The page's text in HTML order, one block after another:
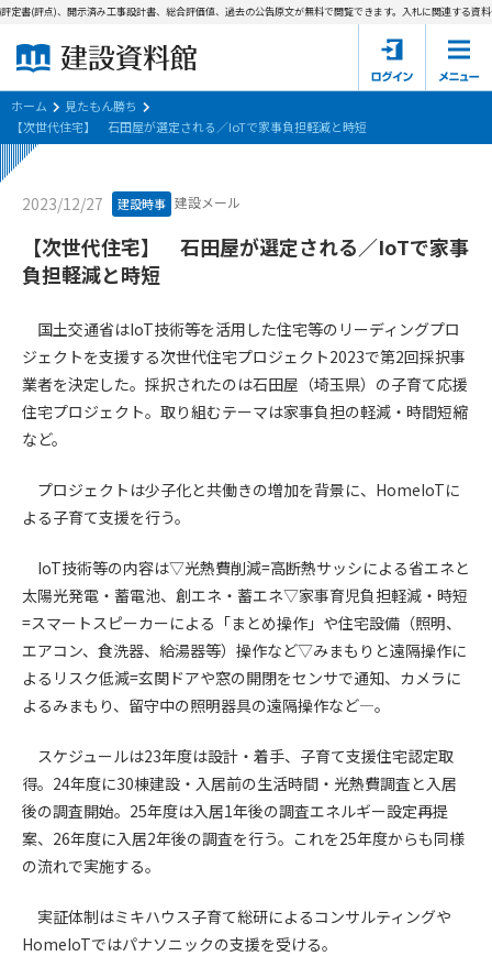
建設資料館とは
東京都の入札資料
国土交通省の入札資料
見たもん勝ち
会員登録について
サポーター会員一覧
書(評点)、開示済み工事設計書、総合評価値、過去の公告原文が無料で閲覧できます。入札に関連する資料
ホーム
見たもん勝ち
【次世代住宅】 石田屋が選定される／IoTで家事負担軽減と時短
2023/12/27 建設時事 建設メール
【次世代住宅】 石田屋が選定される／IoTで家事
負担軽減と時短
国土交通省はIoT技術等を活用した住宅等のリーディングプロ
ジェクトを支援する次世代住宅プロジェクト2023で第2回採択事
業者を決定した。採択されたのは石田屋（埼玉県）の子育て応援
住宅プロジェクト。取り組むテーマは家事負担の軽減・時間短縮
など。
プロジェクトは少子化と共働きの増加を背景に、HomeIoTに
よる子育て支援を行う。
IoT技術等の内容は▽光熱費削減=高断熱サッシによる省エネと
太陽光発電・蓄電池、創エネ・蓄エネ▽家事育児負担軽減・時短
=スマートスピーカーによる「まとめ操作」や住宅設備（照明、
エアコン、食洗器、給湯器等）操作など▽みまもりと遠隔操作に
よるリスク低減=玄関ドアや窓の開閉をセンサで通知、カメラに
よるみまもり、留守中の照明器具の遠隔操作など―。
スケジュールは23年度は設計・着手、子育て支援住宅認定取
得。24年度に30棟建設・入居前の生活時間・光熱費調査と入居
後の調査開始。25年度は入居1年後の調査エネルギー設定再提
案、26年度に入居2年後の調査を行う。これを25年度からも同様
の流れで実施する。
実証体制はミキハウス子育て総研によるコンサルティングや
HomeIoTではパナソニックの支援を受ける。
第1条（規約の目的）
会員サービスの利用条件等について定めるものです。
2. 管理者が建設資料館WEB上で随時掲載するルールは本規約の
一部を構成するものとします。
第2条（規約の変更）
本規約は、会員の了承を得ることなく、随時変更されることが
ちに全ての会員が了承したものとみなします。
会員とは、本規約を承諾の上、所定の会員申込手続きを完了
後、管理者がこれを承認した者をいいます。
第4条（会員の定義と登録）
1. 管理者は前条により審査の結果、会員申込みをした者が以下
の何れかの項目に該当することがわかった場合、その者の会
員としての権限を承認しないことがあります。
(2) 本規約に違反した場合/li>
(3) 会員申し込みの際、申告事項に虚偽があった場合
(4) 会員申込者が管理者所定の手続き通りに会員申込手続き処
理を行わなかった場合
(5) その他管理者が会員とすることを不適当と判断した場合
当することが判明した場合、会員資格を取り消すことがあり
ます。